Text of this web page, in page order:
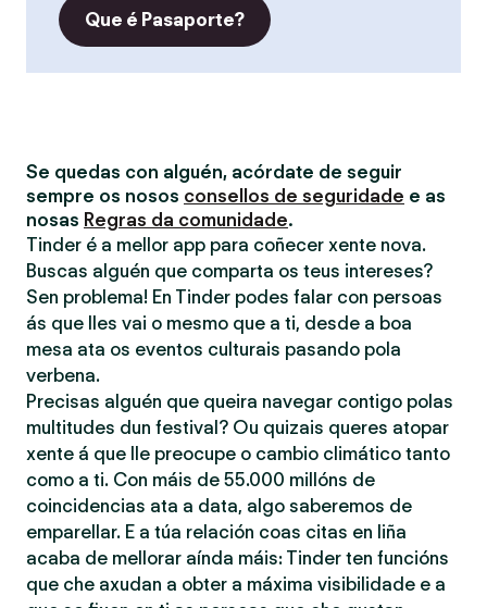
Que é Pasaporte?
Se quedas con alguén, acórdate de seguir
sempre os nosos consellos de seguridade e as
nosas Regras da comunidade.
Tinder é a mellor app para coñecer xente nova.
Buscas alguén que comparta os teus intereses?
Sen problema! En Tinder podes falar con persoas
ás que lles vai o mesmo que a ti, desde a boa
mesa ata os eventos culturais pasando pola
verbena.
Precisas alguén que queira navegar contigo polas
multitudes dun festival? Ou quizais queres atopar
xente á que lle preocupe o cambio climático tanto
como a ti. Con máis de 55.000 millóns de
coincidencias ata a data, algo saberemos de
emparellar. E a túa relación coas citas en liña
acaba de mellorar aínda máis: Tinder ten funcións
que che axudan a obter a máxima visibilidade e a